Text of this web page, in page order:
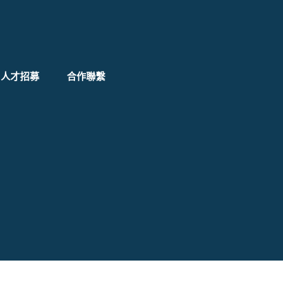
人才招募 合作聯繫